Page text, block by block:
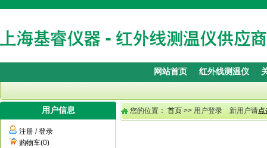
网站首页 红外线测温仪
用户信息
注册 /登录
购物车(0)
您的位置： 首页 >> 用户登录 新用户请点